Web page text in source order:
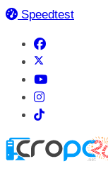
Speedtest